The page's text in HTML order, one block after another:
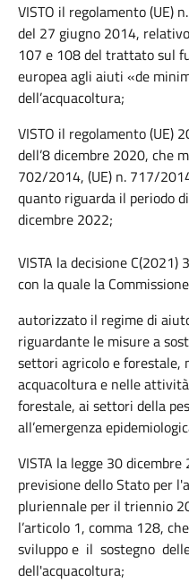
VISTO il regolamento (UE)
del 27 giugno 2014,
107 e 108 del trattato sul
europea agli aiuti «de
dell’acquacoltura;
VISTO il regolamento (UE)
dell’8 dicembre 2020, che
702/2014, (UE) n. 717/
quanto riguarda il periodo
dicembre 2022;
VISTA la decisione
con la quale la
autorizzato il regime di
riguardante le misure a
settori agricolo e forestale,
acquacoltura e nelle
forestale, ai settori della
all’emergenza
VISTA la legge 30
previsione dello Stato per
pluriennale per il triennio
l’articolo 1, comma 128,
sviluppo e il sostegno
dell'acquacoltura;